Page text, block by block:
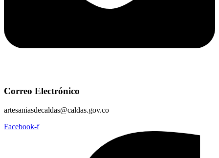
Correo Electrónico
artesaniasdecaldas@caldas.gov.co
Facebook-f